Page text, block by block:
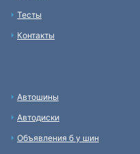
Тесты
Контакты
Автошины
Автодиски
Объявления б у шин